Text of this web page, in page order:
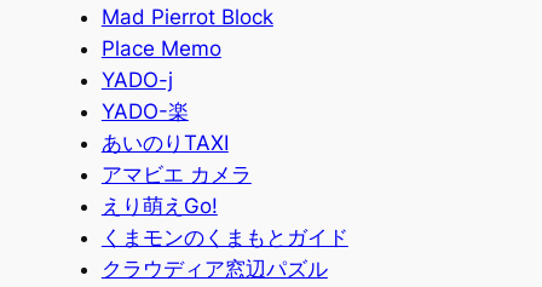
Mad Pierrot Block
Place Memo
YADO-j
YADO-楽
あいのりTAXI
アマビエ カメラ
えり萌えGo!
くまモンのくまもとガイド
クラウディア窓辺パズル